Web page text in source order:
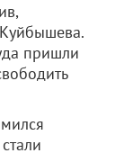
пришли